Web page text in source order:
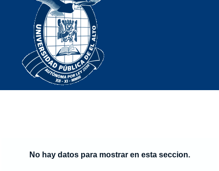
No hay datos para mostrar en esta seccion.